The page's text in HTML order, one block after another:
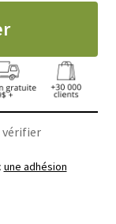
vérifier
une adhésion